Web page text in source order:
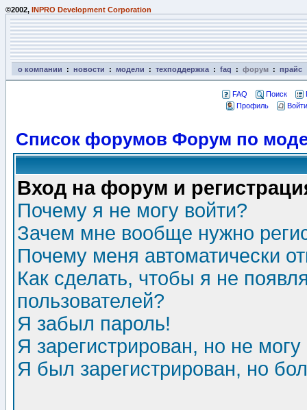
©2002, INPRO Development Corporation
о компании : новости : модели : техподдержка : faq : форум : прайс
FAQ Поиск
Профиль
Список форумов Форум по
Вход на форум и
Почему я не могу войти?
Зачем мне вообще нужно
Почему меня автоматически
Как сделать, чтобы я не
пользователей?
Я забыл пароль!
Я зарегистрирован, но не могу
Я был зарегистрирован, но